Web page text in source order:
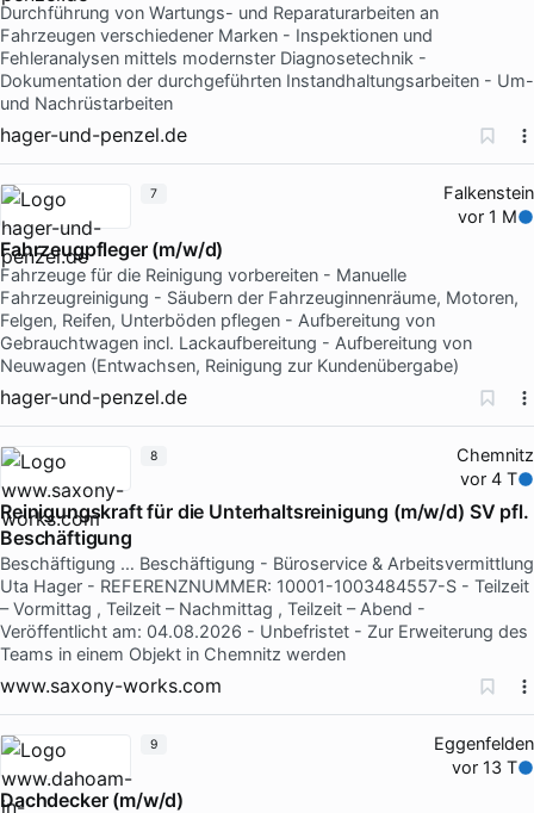
Durchführung von Wartungs- und Reparaturarbeiten an
Fahrzeugen verschiedener Marken - Inspektionen und
Fehleranalysen mittels modernster Diagnosetechnik -
Dokumentation der durchgeführten Instandhaltungsarbeiten - Um-
und Nachrüstarbeiten
hager-und-penzel.de
Falkenstein
vor 1 M
Fahrzeugpfleger (m/w/d)
Fahrzeuge für die Reinigung vorbereiten - Manuelle
Fahrzeugreinigung - Säubern der Fahrzeuginnenräume, Motoren,
Felgen, Reifen, Unterböden pflegen - Aufbereitung von
Gebrauchtwagen incl. Lackaufbereitung - Aufbereitung von
Neuwagen (Entwachsen, Reinigung zur Kundenübergabe)
hager-und-penzel.de
7
Chemnitz
vor 4 T
Reinigungskraft für die Unterhaltsreinigung (m/w/d) SV pfl.
Beschäftigung
Beschäftigung … Beschäftigung - Büroservice & Arbeitsvermittlung
Uta Hager - REFERENZNUMMER: 10001-1003484557-S - Teilzeit
– Vormittag , Teilzeit – Nachmittag , Teilzeit – Abend -
Veröffentlicht am: 04.08.2026 - Unbefristet - Zur Erweiterung des
Teams in einem Objekt in Chemnitz werden
www.saxony-works.com
8
Eggenfelden
vor 13 T
Dachdecker (m/w/d)
9